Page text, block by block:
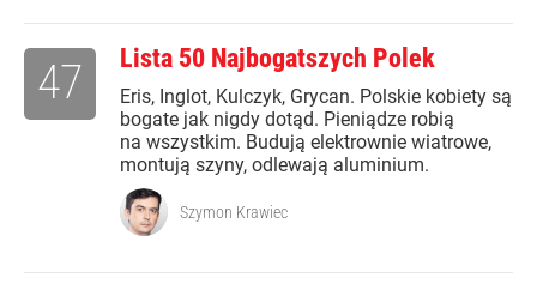
Lista 50 Najbogatszych Polek
Eris, Inglot, Kulczyk, Grycan. Polskie kobiety są
bogate jak nigdy dotąd. Pieniądze robią
na wszystkim. Budują elektrownie wiatrowe,
montują szyny, odlewają aluminium.
47
Szymon Krawiec